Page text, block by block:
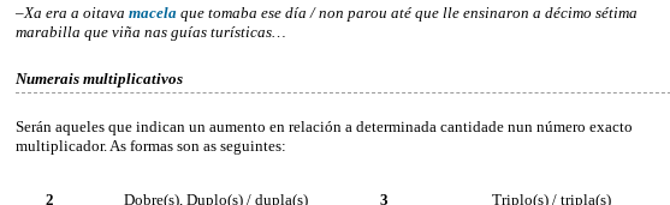
–Xa era a oitava macela que tomaba ese día / non parou até que lle ensinaron a décimo sétima
marabilla que viña nas guías turísticas…
Numerais multiplicativos
Serán aqueles que indican un aumento en relación a determinada cantidade nun número exacto
multiplicador. As formas son as seguintes:
2 Dobre(s), Duplo(s) / dupla(s) 3 Triplo(s) / tripla(s)